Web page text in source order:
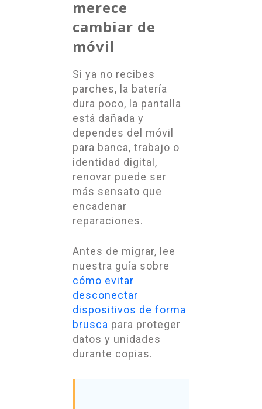
merece
cambiar de
móvil
Si ya no recibes
parches, la batería
dura poco, la pantalla
está dañada y
dependes del móvil
para banca, trabajo o
identidad digital,
renovar puede ser
más sensato que
encadenar
reparaciones.
Antes de migrar, lee
nuestra guía sobre
cómo evitar
desconectar
dispositivos de forma
brusca para proteger
datos y unidades
durante copias.